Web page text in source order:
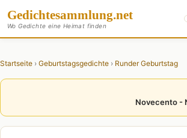
Gedichtesammlung.net
Wo Gedichte eine Heimat finden
Startseite › Geburtstagsgedichte › Runder Geburtstag
Novecento -